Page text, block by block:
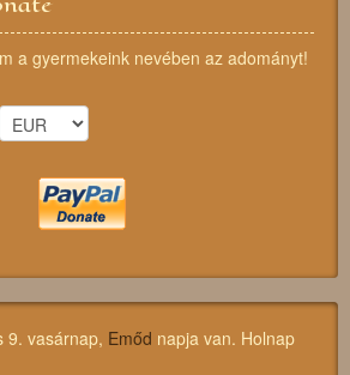
a gyermekeink nevében az adományt!
9. vasárnap, Emőd napja van. Holnap